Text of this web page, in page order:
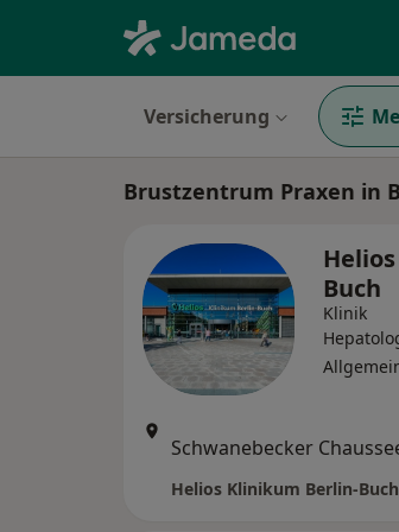
Versicherung
Brustzentrum Praxen in
Buch
Klinik
Helios Klinikum Berlin-Buch